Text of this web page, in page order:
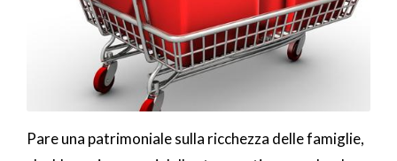
Pare una patrimoniale sulla ricchezza delle famiglie,